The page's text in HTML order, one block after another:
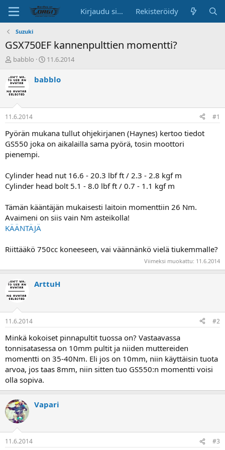
Kirjaudu sisään Rekisteröidy
Suzuki
GSX750EF kannenpulttien momentti?
K
s
k
u
s
t
e
l
u
n
a
o
i
a
j
a
babblo
A
o
p
ä
v
11.6.2014
babblo
11.6.2014 #1
Pyörän mukana tullut ohjekirjanen (Haynes) kertoo tiedot
GS550 joka on aikalailla sama pyörä, tosin moottori
pienempi.
Cylinder head nut 16.6 - 20.3 lbf ft / 2.3 - 2.8 kgf m
Cylinder head bolt 5.1 - 8.0 lbf ft / 0.7 - 1.1 kgf m
Tämän kääntäjän mukaisesti laitoin momenttiin 26 Nm.
Avaimeni on siis vain Nm asteikolla!
KÄÄNTÄJÄ
Riittääkö 750cc koneeseen, vai väännänkö vielä tiukemmalle?
Viimeksi muokattu: 11.6.2014
ArttuH
11.6.2014 #2
Minkä kokoiset pinnapultit tuossa on? Vastaavassa
tonnisatasessa on 10mm pultit ja niiden muttereiden
momentti on 35-40Nm. Eli jos on 10mm, niin käyttäisin tuota
arvoa, jos taas 8mm, niin sitten tuo GS550:n momentti voisi
olla sopiva.
Vapari
11.6.2014 #3